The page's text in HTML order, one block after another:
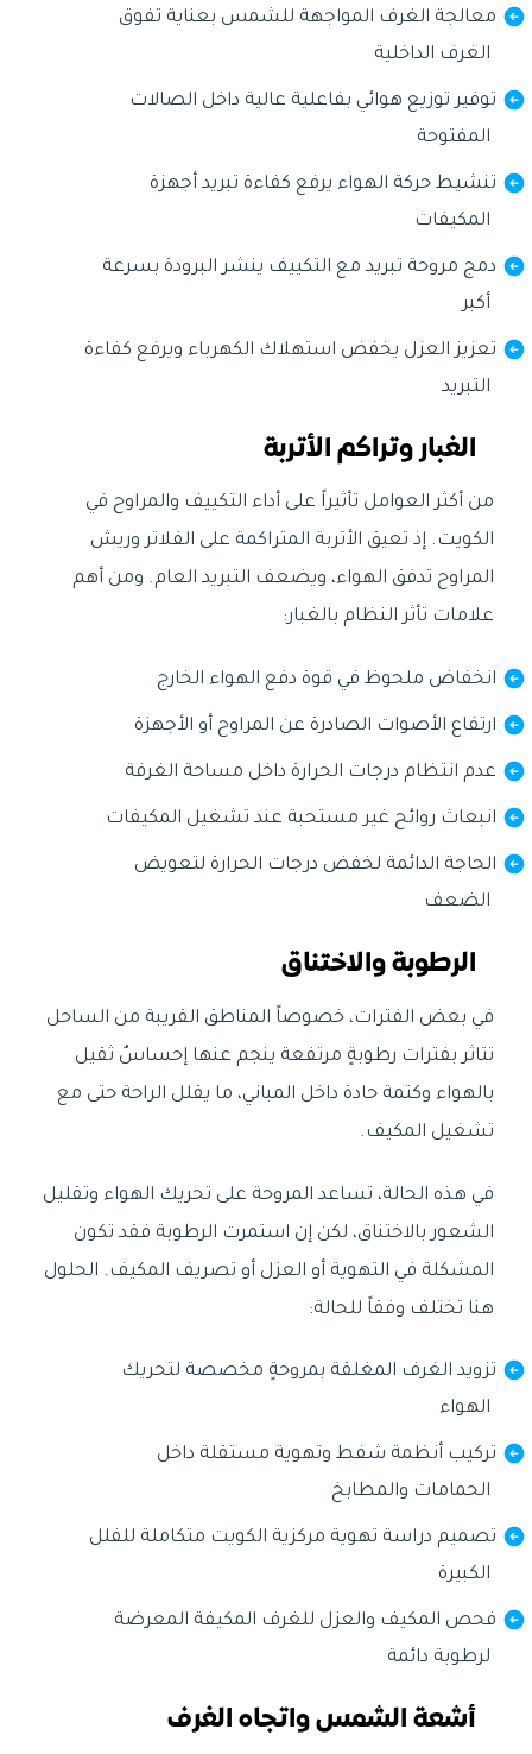
معالجة الغرف المواجهة للشمس بعناية تفوق
الغرف الداخلية
توفير توزيع هوائي بفاعلية عالية داخل الصالات
المفتوحة
تنشيط حركة الهواء يرفع كفاءة تبريد أجهزة
المكيفات
دمج مروحة تبريد مع التكييف ينشر البرودة بسرعة
أكبر
تعزيز العزل يخفض استهلاك الكهرباء ويرفع كفاءة
التبريد
الغبار وتراكم الأتربة
من أكثر العوامل تأثيراً على أداء التكييف والمراوح في
الكويت. إذ تعيق الأتربة المتراكمة على الفلاتر وريش
المراوح تدفق الهواء، ويضعف التبريد العام. ومن أهم
علامات تأثر النظام بالغبار:
انخفاض ملحوظ في قوة دفع الهواء الخارج
ارتفاع الأصوات الصادرة عن المراوح أو الأجهزة
عدم انتظام درجات الحرارة داخل مساحة الغرفة
انبعاث روائح غير مستحبة عند تشغيل المكيفات
الحاجة الدائمة لخفض درجات الحرارة لتعويض
الضعف
الرطوبة والاختناق
في بعض الفترات، خصوصاً المناطق القريبة من الساحل
تتاثر بفترات رطوبةٍ مرتفعة ينجم عنها إحساسٌ ثقيل
بالهواء وكتمة حادة داخل المباني، ما يقلل الراحة حتى مع
تشغيل المكيف.
في هذه الحالة، تساعد المروحة على تحريك الهواء وتقليل
الشعور بالاختناق، لكن إن استمرت الرطوبة فقد تكون
المشكلة في التهوية أو العزل أو تصريف المكيف. الحلول
هنا تختلف وفقاً للحالة:
تزويد الغرف المغلقة بمروحةٍ مخصصة لتحريك
الهواء
تركيب أنظمة شفط وتهوية مستقلة داخل
الحمامات والمطابخ
تصميم دراسة تهوية مركزية الكويت متكاملة للفلل
الكبيرة
فحص المكيف والعزل للغرف المكيفة المعرضة
لرطوبة دائمة
أشعة الشمس واتجاه الغرف